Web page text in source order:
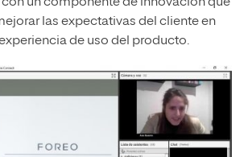
las expectativas del cliente en
de uso del producto.